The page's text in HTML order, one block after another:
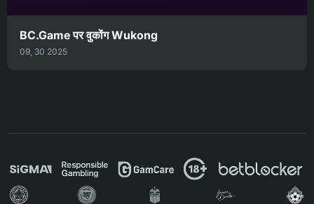
BC.Game पर वुकोंग Wukong
09, 30 2025